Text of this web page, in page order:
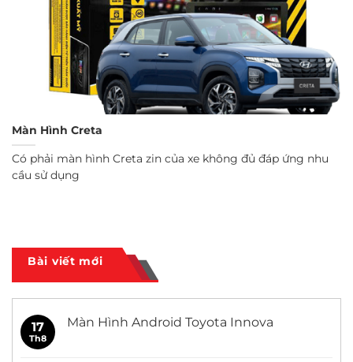
Bài viết mới
17
Th8
Màn Hình Android Toyota Innova
Màn Hình Creta
Có phải màn hình Creta zin của xe không đủ đáp ứng nhu
cầu sử dụng